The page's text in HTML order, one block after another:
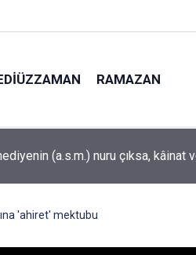
RAMAZAN
kelebeklere ev sahipliği yapıyor
'ahiret' mektubu